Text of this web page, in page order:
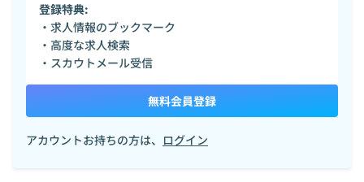
登録特典:
・求人情報のブックマーク
・高度な求人検索
・スカウトメール受信
無料会員登録
アカウントお持ちの方は、 ログイン